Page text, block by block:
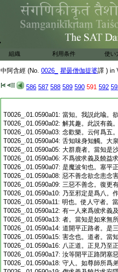
組織 利用条件 使い
中阿含經 (No. 0026_ 瞿曇僧伽提婆譯 ) in
586 587 588 589 590 591 592
T0026_.01.0590a01: 當知。我説此喩。
T0026_.01.0590a02: 解其趣。此説有義
T0026_.01.0590a03: 念歡樂。云何爲五
T0026_.01.0590a04: 舌知味身知觸。大
T0026_.01.0590a05: 大群鹿者。當知是
T0026_.01.0590a06: 不爲彼求義及饒益
T0026_.01.0590a07: 是魔波旬也。塞平
T0026_.01.0590a08: 惡不善念欲念恚念
T0026_.01.0590a09: 三惡不善念。復更
T0026_.01.0590a10: 乃至邪定是爲八。
T0026_.01.0590a11: 明也。使人守者。
T0026_.01.0590a12: 有一人來爲彼求義
T0026_.01.0590a13: 者。當知是如來無
T0026_.01.0590a14: 道開平正路者。是
T0026_.01.0590a15: 害念也。道者。當
T0026_.01.0590a16: 八正道。正見乃至
T0026_.01.0590a17: 汝等開平正路閉塞
T0026_.01.0590a18: 守人。如尊師所爲